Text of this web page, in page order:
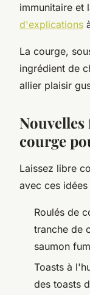
immunitaire et
d'explications
La courge,
ingrédient de
allier plaisir
courge
Laissez libre
avec ces
Roulés de
tranche de
saumon
Toasts à
des toasts